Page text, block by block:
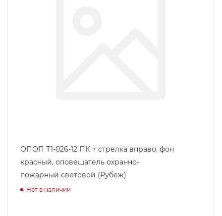
ОПОП Т1-026-12 ПК + стрелка вправо, фон
красный, оповещатель охранно-
пожарный световой (Рубеж)
Нет в наличии